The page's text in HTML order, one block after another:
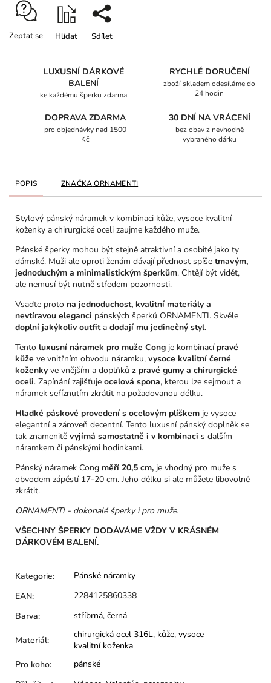
Zeptat se Hlídat Sdílet
LUXUSNÍ DÁRKOVÉ
BALENÍ
ke každému šperku zdarma
RYCHLÉ DORUČENÍ
zboží skladem odesíláme do
24 hodin
DOPRAVA ZDARMA
pro objednávky nad 1500
Kč
30 DNÍ NA VRÁCENÍ
bez obav z nevhodně
vybraného dárku
POPIS ZNAČKAORNAMENTI
Stylový pánský náramek v kombinaci kůže, vysoce kvalitní
koženky a chirurgické oceli zaujme každého muže.
Pánské šperky mohou být stejně atraktivní a osobité jako ty
dámské. Muži ale oproti ženám dávají přednost spíše tmavým,
jednoduchým a minimalistickým šperkům. Chtějí být vidět,
ale nemusí být nutně středem pozornosti.
Vsaďte proto na jednoduchost, kvalitní materiály a
nevtíravou eleganci pánských šperků ORNAMENTI. Skvěle
doplní jakýkoliv outfita dodají mu jedinečný styl.
Tento luxusní náramek pro muže Cong je kombinací pravé
kůže ve vnitřním obvodu náramku, vysoce kvalitní černé
koženky ve vnějším a doplňků z pravé gumy a chirurgické
oceli. Zapínání zajišťuje ocelová spona, kterou lze sejmout a
náramek seříznutím zkrátit na požadovanou délku.
Hladké páskové provedení s ocelovým plíškem je vysoce
elegantní a zároveň decentní. Tento luxusní pánský doplněk se
tak znamenitě vyjímá samostatně i v kombinaci s dalším
náramkem či pánskými hodinkami.
Pánský náramek Cong měří 20,5 cm, je vhodný pro muže s
obvodem zápěstí 17-20 cm. Jeho délku si ale můžete libovolně
zkrátit.
ORNAMENTI - dokonalé šperky i pro muže.
VŠECHNY ŠPERKY DODÁVÁME VŽDY V KRÁSNÉM
DÁRKOVÉM BALENÍ.
Kategorie:
Pánské náramky
EAN:
2284125860338
Barva: stříbrná, černá
Materiál:
chirurgická ocel 316L, kůže, vysoce
kvalitní koženka
Pro koho:
pánské